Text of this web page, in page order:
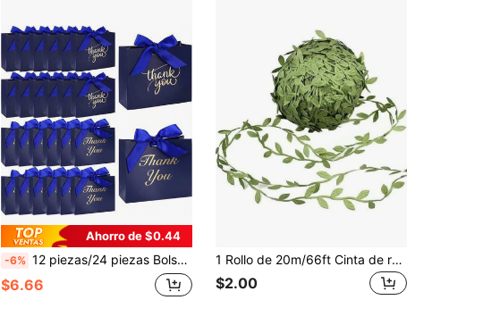
Ahorro de $0.44
-6% 12 piezas/24 piezas Bolsas de regalo pequeñas de 4.5"X1.8"X3.9" para agradecer, mini bolsas de dulces con lazos, perfectas para fiestas, cumpleaños, favores de boda y despedida de soltera, regalos para invitados de boda, cajas de regalo, decoración para recepción de bodas, regreso a la escuela, Día de San Valentín
$6.66
1 Rollo de 20m/66ft Cinta de regalo con hojas de sauce verde oliva, cinta de regalo para el Día de la Madre, accesorio de decoración de corona, material DIY para corona, decoración de iluminación, decoración de boda
$2.00